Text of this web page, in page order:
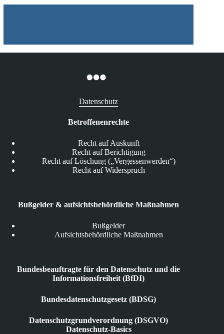
Datenschutz
Betroffenenrechte
Recht auf Auskunft
Recht auf Berichtigung
Recht auf Löschung („Vergessenwerden“)
Recht auf Widerspruch
Bußgelder & aufsichtsbehördliche Maßnahmen
Bußgelder
Aufsichtsbehördliche Maßnahmen
Bundesbeauftragte für den Datenschutz und die
Informationsfreiheit (BfDI)
Bundesdatenschutzgesetz (BDSG)
Datenschutzgrundverordnung (DSGVO)
Datenschutz-Basics